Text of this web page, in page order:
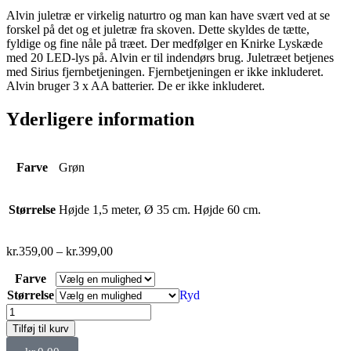
Alvin juletræ er virkelig naturtro og man kan have svært ved at se
forskel på det og et juletræ fra skoven. Dette skyldes de tætte,
fyldige og fine nåle på træet. Der medfølger en Knirke Lyskæde
med 20 LED-lys på. Alvin er til indendørs brug. Juletræet betjenes
med Sirius fjernbetjeningen. Fjernbetjeningen er ikke inkluderet.
Alvin bruger 3 x AA batterier. De er ikke inkluderet.
Yderligere information
Farve Grøn
Størrelse Højde 1,5 meter, Ø 35 cm. Højde 60 cm.
kr.359,00 – kr.399,00
Farve
Størrelse
Ryd
Tilføj til kurv